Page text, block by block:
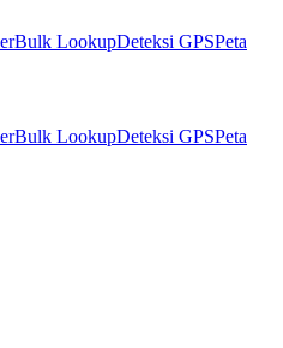
Bulk LookupDeteksi GPSPeta
Bulk LookupDeteksi GPSPeta